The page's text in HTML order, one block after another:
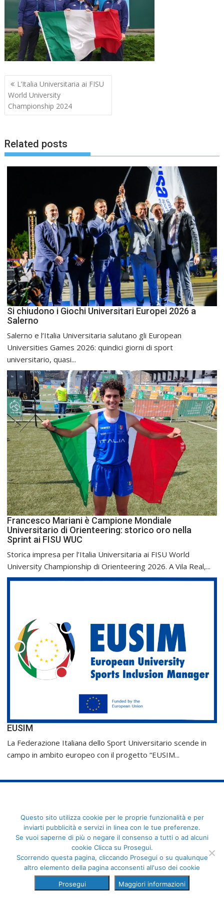
Navigazione
articoli
L’Italia Universitaria ai FISU
World University
Championship 2024
Related posts
Si chiudono i Giochi Universitari Europei 2026 a
Salerno
Salerno e l’Italia Universitaria salutano gli European
Universities Games 2026: quindici giorni di sport
universitario, quasi...
Francesco Mariani è Campione Mondiale
Universitario di Orienteering: storico oro nella
Sprint ai FISU WUC
Storica impresa per l’Italia Universitaria ai FISU World
University Championship di Orienteering 2026. A Vila Real,...
EUSIM
La Federazione Italiana dello Sport Universitario scende in
campo in ambito europeo con il progetto “EUSIM...
FederCUSI: Federazione Italiana dello Sport Universitario - Via
Angelo Brofferio, 7 - 00195 Roma - C.F. 80109270589
Questo sito utilizza cookie per le proprie funzionalità e per
inviarti pubblicità e servizi in linea con le tue preferenze.
Se vuoi saperne di più o negare il consenso a tutti o ad alcuni
cookie Clicca su Prosegui.
Scorrendo questa pagina, cliccando Prosegui o su qualunque
altro elemento della pagina acconsenti all'uso dei cookie
Prosegui Maggiori informazioni